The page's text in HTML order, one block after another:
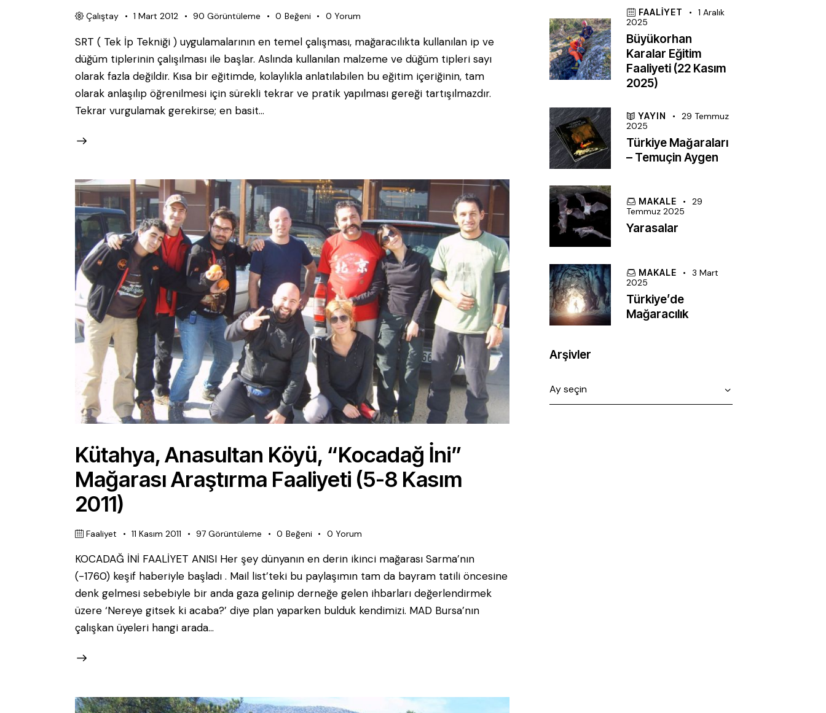
Çalıştay 1 Mart 2012 90 Görüntüleme 0 Beğeni 0 Yorum
SRT ( Tek İp Tekniği ) uygulamalarının en temel çalışması, mağaracılıkta kullanılan ip ve
düğüm tiplerinin çalışılması ile başlar. Aslında kullanılan malzeme ve düğüm tipleri sayı
olarak fazla değildir. Kısa bir eğitimde, kolaylıkla anlatılabilen bu eğitim içeriğinin, tam
olarak anlaşılıp öğrenilmesi için sürekli tekrar ve pratik yapılması gereği tartışılmazdır.
Tekrar vurgulamak gerekirse; en basit…
Kütahya, Anasultan Köyü, “Kocadağ İni”
Mağarası Araştırma Faaliyeti (5-8 Kasım
2011)
Faaliyet 11 Kasım 2011 97 Görüntüleme 0 Beğeni 0 Yorum
KOCADAĞ İNİ FAALİYET ANISI Her şey dünyanın en derin ikinci mağarası Sarma’nın
(-1760) keşif haberiyle başladı . Mail list’teki bu paylaşımın tam da bayram tatili öncesine
denk gelmesi sebebiyle bir anda gaza gelinip derneğe gelen ihbarları değerlendirmek
üzere ‘Nereye gitsek ki acaba?’ diye plan yaparken bulduk kendimizi. MAD Bursa’nın
çalışkan üyeleri hangi arada…
FAALIYET
1 Aralık
2025
Büyükorhan
Karalar Eğitim
Faaliyeti (22 Kasım
2025)
YAYIN
29 Temmuz
2025
Türkiye Mağaraları
– Temuçin Aygen
MAKALE
29
Temmuz 2025
Yarasalar
MAKALE
3 Mart
2025
Türkiye’de
Mağaracılık
Arşivler